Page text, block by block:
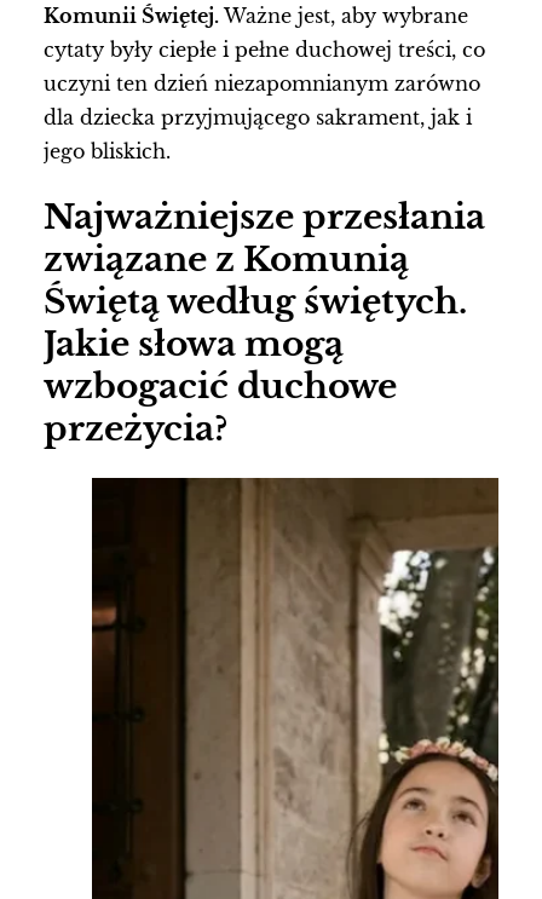
Komunii Świętej.Ważne jest, aby wybrane
cytaty były ciepłe i pełne duchowej treści, co
uczyni ten dzień niezapomnianym zarówno
dla dziecka przyjmującego sakrament, jak i
jego bliskich.
Najważniejsze przesłania
związane z Komunią
Świętą według świętych.
Jakie słowa mogą
wzbogacić duchowe
przeżycia?